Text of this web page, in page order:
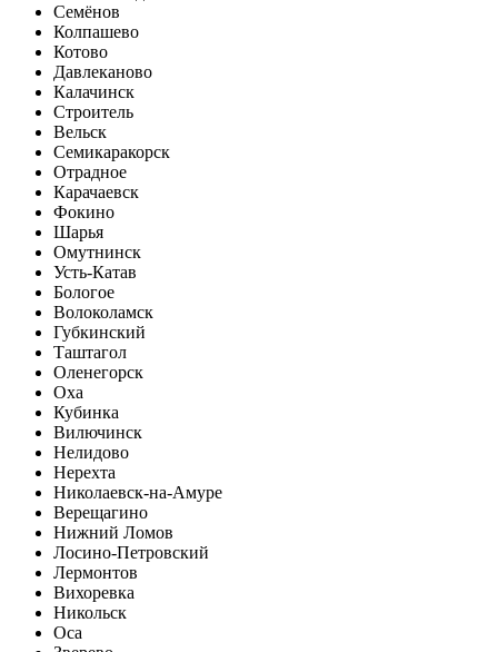
Семёнов
Колпашево
Котово
Давлеканово
Калачинск
Строитель
Вельск
Семикаракорск
Отрадное
Карачаевск
Фокино
Шарья
Омутнинск
Усть-Катав
Бологое
Волоколамск
Губкинский
Таштагол
Оленегорск
Оха
Кубинка
Вилючинск
Нелидово
Нерехта
Николаевск-на-Амуре
Верещагино
Нижний Ломов
Лосино-Петровский
Лермонтов
Вихоревка
Никольск
Оса